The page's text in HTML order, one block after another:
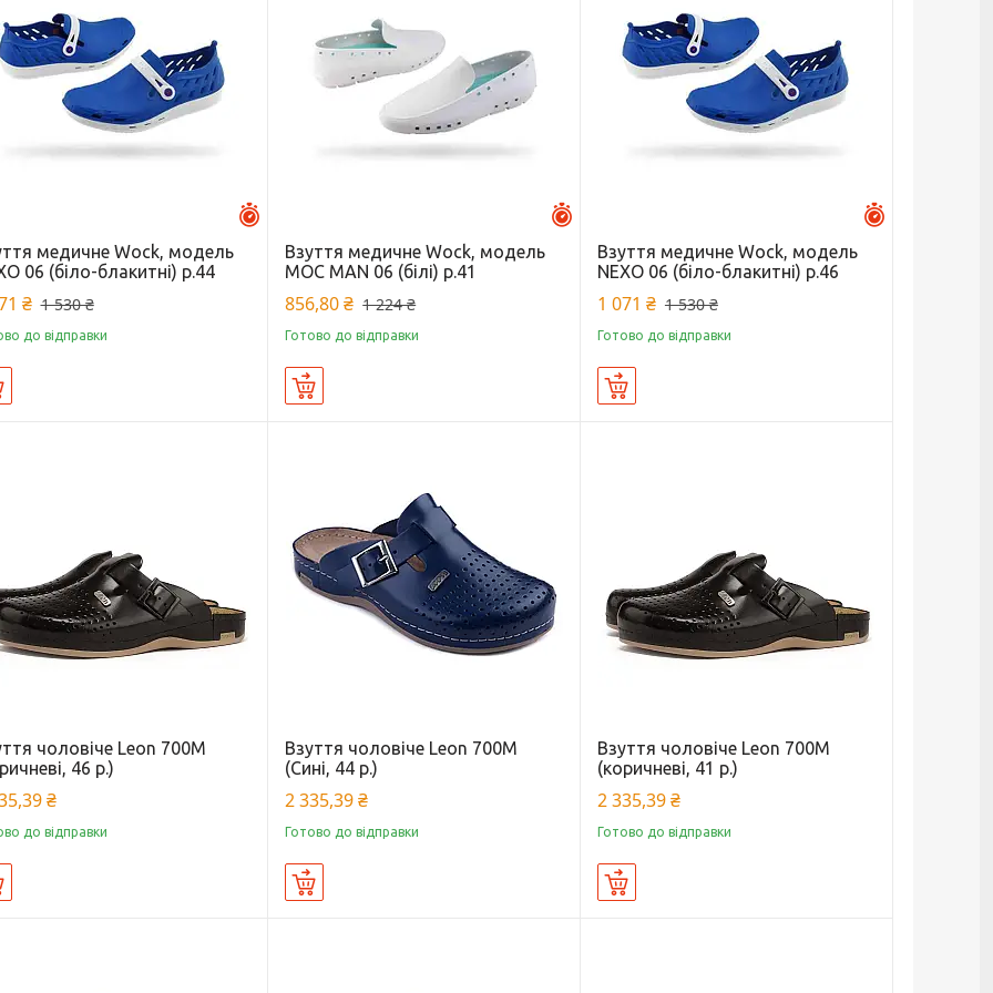
медичне Wock, модель
06 (біло-блакитні) р.44
₴ 1 530 ₴
до відправки
Взуття медичне Wock, модель
MOC MAN 06 (білі) р.41
856,80 ₴ 1 224 ₴
Готово до відправки
Взуття медичне Wock, модель
NEXO 06 (біло-блакитні) р.46
1 071 ₴ 1 530 ₴
Готово до відправки
чоловіче Leon 700М
46 р.)
₴
до відправки
Взуття чоловіче Leon 700М
(Сині, 44 р.)
2 335,39 ₴
Готово до відправки
Взуття чоловіче Leon 700М
(коричневі, 41 р.)
2 335,39 ₴
Готово до відправки